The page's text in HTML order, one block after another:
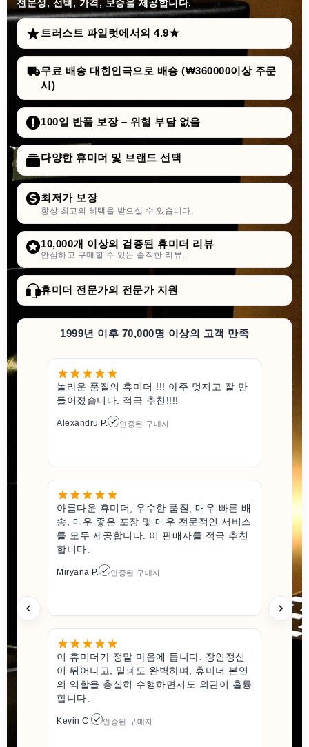
전문성, 선택, 가격, 보증을 제공합니다.
트러스트 파일럿에서의 4.9★
무료 배송 대힌인극으로 배승 (₩360000이상 주문
시)
100일 반품 보장 – 위험 부담 없음
다양한 휴미더 및 브랜드 선택
최저가 보장
항상 최고의 혜택을 받으실 수 있습니다.
10,000개 이상의 검증된 휴미더 리뷰
안심하고 구매할 수 있는 솔직한 리뷰.
휴미더 전문가의 전문가 지원
1999년 이후 70,000명 이상의 고객 만족
놀라운 품질의 휴미더 !!! 아주 멋지고 잘 만
들어졌습니다. 적극 추천!!!!
Alexandru P. 인증된 구매자
아름다운 휴미더, 우수한 품질, 매우 빠른 배
송, 매우 좋은 포장 및 매우 전문적인 서비스
를 모두 제공합니다. 이 판매자를 적극 추천
합니다.
Miryana P. 인증된 구매자
이 휴미더가 정말 마음에 듭니다. 장인정신
이 뛰어나고, 밀폐도 완벽하며, 휴미더 본연
의 역할을 충실히 수행하면서도 외관이 훌륭
합니다.
Kevin C. 인증된 구매자